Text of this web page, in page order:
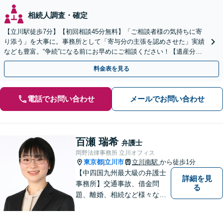
相続人調査・確定
【立川駅徒歩7分】【初回相談45分無料】「ご相談者様の気持ちに寄
り添う」を大事に。事務所として「寄与分の主張を認めさせた」実績
なども豊富。“争続”になる前にお早めにご相談ください！【遺産分割
／遺留分侵害額請求／相続放棄／生前贈与／遺言作成】
料金表を見る
電話でお問い合わせ メールでお問い合わせ
百瀬 瑞希 弁護士
岡野法律事務所 立川オフィス
東京都 立川市 立川南駅 から徒歩1分
【中四国九州最大級の弁護士
事務所】交通事故、借金問
題、離婚、相続など様々な問
詳細を見
る